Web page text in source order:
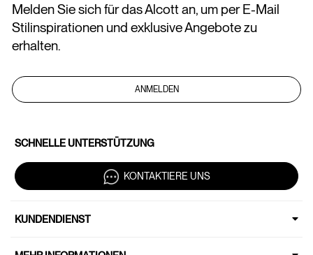
Melden Sie sich für das Alcott an, um per E-Mail
Stilinspirationen und exklusive Angebote zu
erhalten.
ANMELDEN
SCHNELLE UNTERSTÜTZUNG
KONTAKTIERE UNS
KUNDENDIENST